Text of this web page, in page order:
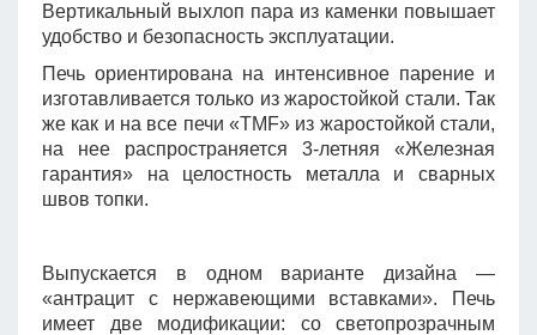
Вертикальный выхлоп пара из каменки повышает
удобство и безопасность эксплуатации.
Печь ориентирована на интенсивное парение и
изготавливается только из жаростойкой стали. Так
же как и на все печи «TMF» из жаростойкой стали,
на нее распространяется 3-летняя «Железная
гарантия» на целостность металла и сварных
швов топки.
Выпускается в одном варианте дизайна —
«антрацит с нержавеющими вставками». Печь
имеет две модификации: со светопрозрачным